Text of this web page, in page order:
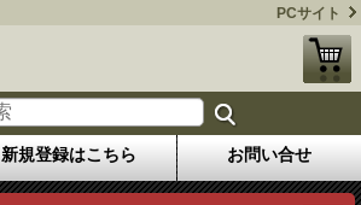
PCサイト
新規登録はこちら お問い合せ